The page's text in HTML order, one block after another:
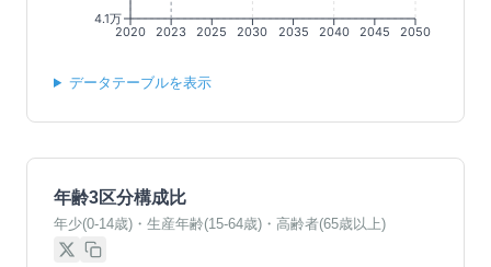
2020 2023 2025 2030 2035 2040 2045 2050
4.1万
データテーブルを表示
年齢3区分構成比
年少(0-14歳)・生産年齢(15-64歳)・高齢者(65歳以上)